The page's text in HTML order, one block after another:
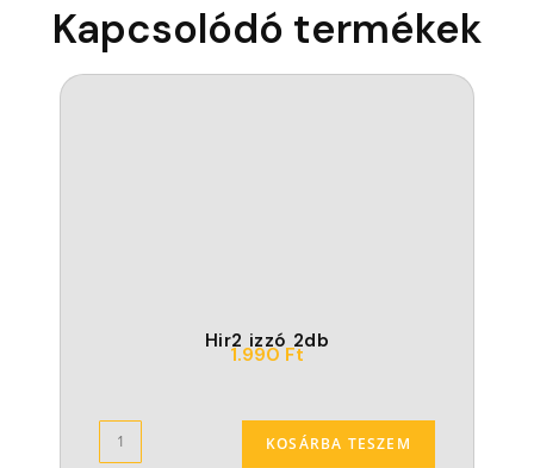
Kapcsolódó termékek
Hir2 izzó 2db
1.990Ft
KOSÁRBA TESZEM